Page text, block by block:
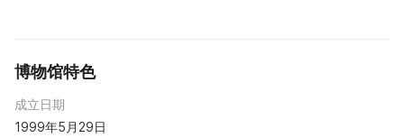
博物馆特色
成立日期
1999年5月29日